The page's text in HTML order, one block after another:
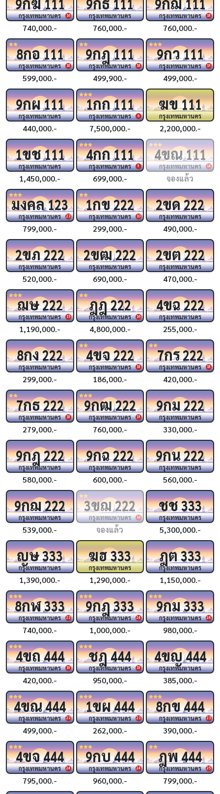
16
กรุงเทพมหานคร
740,000.-
กรุงเทพมหานคร
760,000.-
18
กรุงเทพมหานคร
760,000.-
18
8กอ111
กรุงเทพมหานคร
599,000.-
18
9กฎ111
กรุงเทพมหานคร
499,900.-
19
9กว111
กรุงเทพมหานคร
499,000.-
9กผ111
กรุงเทพมหานคร
440,000.-
6
1กก111
กรุงเทพมหานคร
7,500,000.-
ฆข111
กรุงเทพมหานคร
2,200,000.-
1ขช111
กรุงเทพมหานคร
1,450,000.-
9
4กก111
กรุงเทพมหานคร
699,000.-
14
4ขณ111
กรุงเทพมหานคร
จองแล้ว
23
มงคล123
กรุงเทพมหานคร
799,000.-
10
1กข222
กรุงเทพมหานคร
299,000.-
2ขด222
กรุงเทพมหานคร
490,000.-
2ขภ222
กรุงเทพมหานคร
520,000.-
2ขฒ222
กรุงเทพมหานคร
690,000.-
2ขต222
กรุงเทพมหานคร
470,000.-
15
ฌษ222
กรุงเทพมหานคร
1,190,000.-
16
ฎฎ222
กรุงเทพมหานคร
4,800,000.-
4ขฉ222
กรุงเทพมหานคร
255,000.-
8กง222
กรุงเทพมหานคร
299,000.-
18
4ขจ222
กรุงเทพมหานคร
186,000.-
18
7กร222
กรุงเทพมหานคร
420,000.-
18
7กธ222
กรุงเทพมหานคร
279,000.-
19
9กฒ222
กรุงเทพมหานคร
760,000.-
9กม222
กรุงเทพมหานคร
330,000.-
9กฎ222
กรุงเทพมหานคร
580,000.-
9กฉ222
กรุงเทพมหานคร
600,000.-
9กน222
กรุงเทพมหานคร
560,000.-
9กฌ222
กรุงเทพมหานคร
539,000.-
16
3ขฌ222
กรุงเทพมหานคร
จองแล้ว
ชช333
กรุงเทพมหานคร
5,300,000.-
ญษ333
กรุงเทพมหานคร
1,390,000.-
ฆฮ333
กรุงเทพมหานคร
1,290,000.-
ฎต333
กรุงเทพมหานคร
1,150,000.-
23
8กฬ333
กรุงเทพมหานคร
740,000.-
24
9กฎ333
กรุงเทพมหานคร
1,000,000.-
24
9กม333
กรุงเทพมหานคร
980,000.-
19
4ขถ444
กรุงเทพมหานคร
420,000.-
19
ชฎ444
กรุงเทพมหานคร
950,000.-
4ขญ444
กรุงเทพมหานคร
385,000.-
23
4ขณ444
กรุงเทพมหานคร
499,000.-
23
1ขผ444
กรุงเทพมหานคร
262,000.-
23
8กข444
กรุงเทพมหานคร
390,000.-
24
4ขจ444
กรุงเทพมหานคร
795,000.-
24
9กบ444
กรุงเทพมหานคร
960,000.-
25
ฎพ444
กรุงเทพมหานคร
799,000.-